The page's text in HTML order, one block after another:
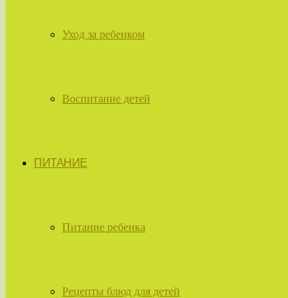
Уход за ребенком
Воспитание детей
ПИТАНИЕ
Питание ребенка
Рецепты блюд для детей